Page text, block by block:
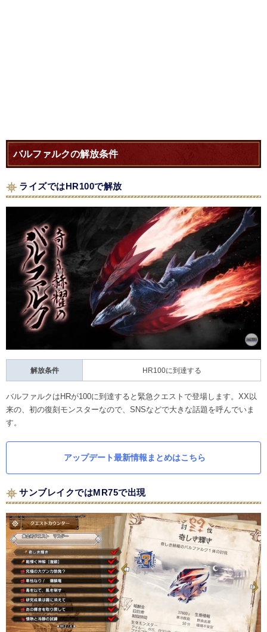
バルファルクの解放条件
ライズではHR100で解放
解放条件 HR100に到達する
バルファルクはHRが100に到達すると緊急クエストで登場します。XX以
来の、初の復刻モンスターなので、SNSなどで大きな話題を呼んでいま
す。
アップデート最新情報まとめはこちら
サンブレイクではMR75で出現